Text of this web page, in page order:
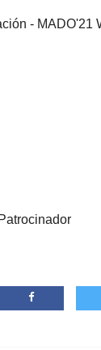
Patrocinador